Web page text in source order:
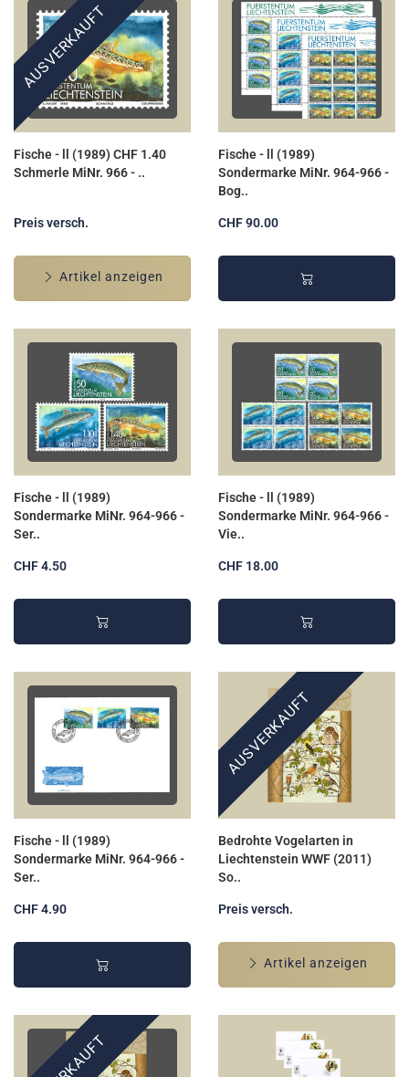
AUSVERKAUFT
Fische - ll (1989) CHF 1.40
Schmerle MiNr. 966 - ..
Preis versch.
Artikel anzeigen
Fische - ll (1989)
Sondermarke MiNr. 964-966 -
Bog..
CHF 90.00
Fische - ll (1989)
Sondermarke MiNr. 964-966 -
Ser..
CHF 4.50
Fische - ll (1989)
Sondermarke MiNr. 964-966 -
Vie..
CHF 18.00
Fische - ll (1989)
Sondermarke MiNr. 964-966 -
Ser..
CHF 4.90
AUSVERKAUFT
Bedrohte Vogelarten in
Liechtenstein WWF (2011)
So..
Preis versch.
Artikel anzeigen